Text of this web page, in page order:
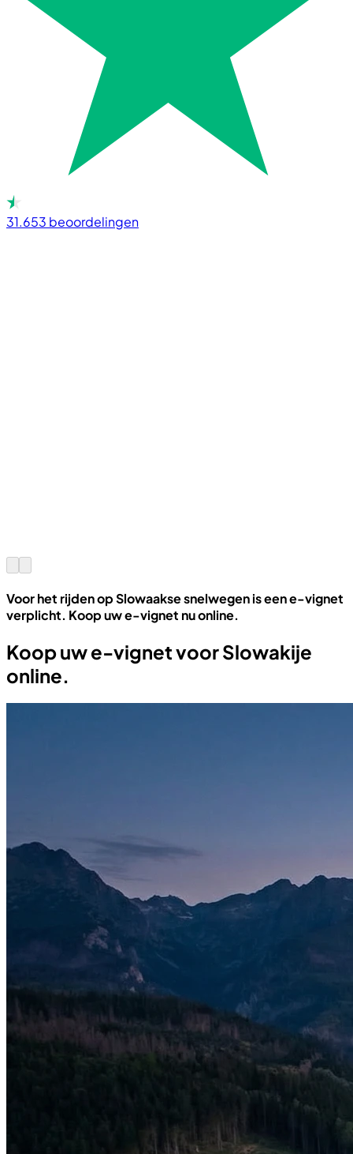
31.653 beoordelingen
Voor het rijden op Slowaakse snelwegen is een e-vignet
verplicht. Koop uw e-vignet nu online.
Koop uw e-vignet voor Slowakije
online.